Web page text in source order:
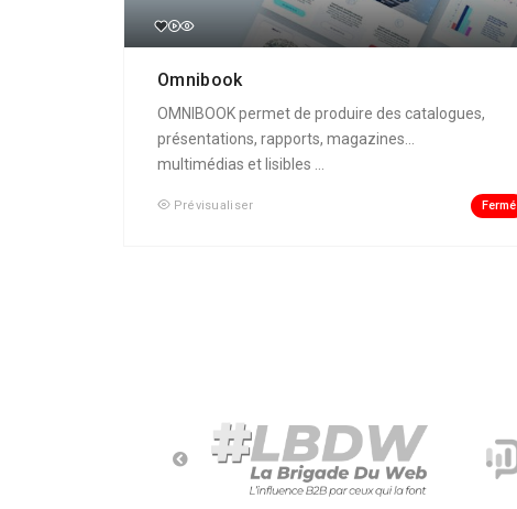
Omnibook
OMNIBOOK permet de produire des catalogues,
présentations, rapports, magazines...
multimédias et lisibles ...
Prévisualiser Fermé